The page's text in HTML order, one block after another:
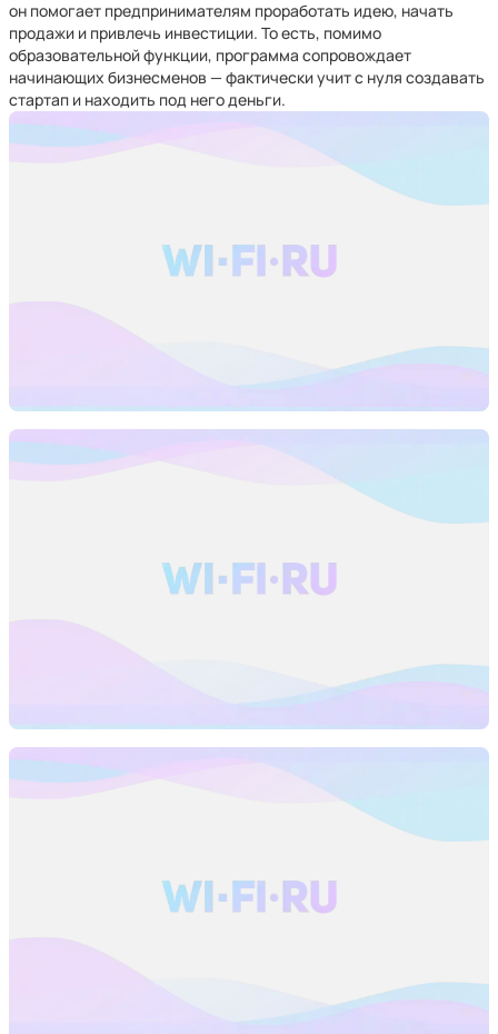
он помогает предпринимателям проработать идею, начать
продажи и привлечь инвестиции. То есть, помимо
образовательной функции, программа сопровождает
начинающих бизнесменов — фактически учит с нуля создавать
стартап и находить под него деньги.